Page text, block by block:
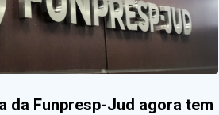
da Funpresp-Jud agora tem